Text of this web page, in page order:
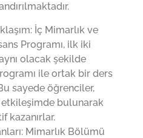
İç Mimarlık ve
Programı, ilk iki
olacak şekilde
ile ortak bir ders
sayede öğrenciler,
bulunarak
kazanırlar.
Mimarlık Bölümü